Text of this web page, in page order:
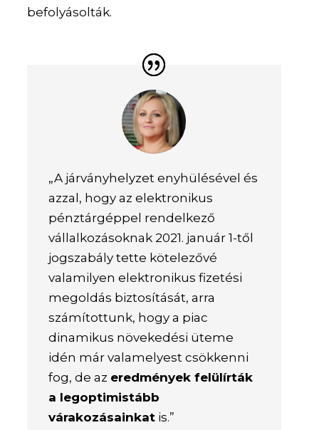
befolyásolták.
„A járványhelyzet enyhülésével és
azzal, hogy az elektronikus
pénztárgéppel rendelkező
vállalkozásoknak 2021. január 1-től
jogszabály tette kötelezővé
valamilyen elektronikus fizetési
megoldás biztosítását, arra
számítottunk, hogy a piac
dinamikus növekedési üteme
idén már valamelyest csökkenni
fog, de az eredmények felülírták
a legoptimistább
várakozásainkat is.”